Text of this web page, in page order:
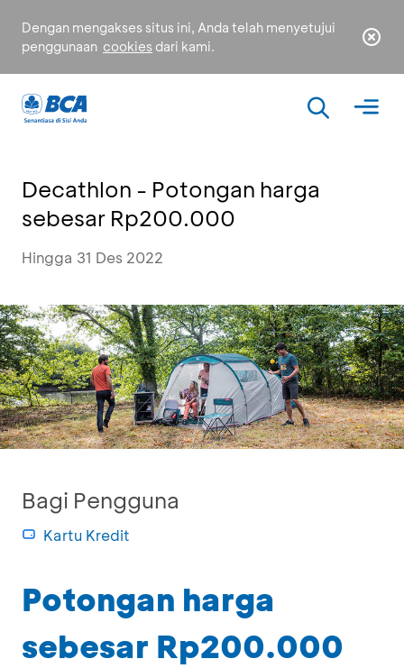
Dengan mengakses situs ini, Anda telah menyetujui
penggunaan cookies dari kami.
Decathlon - Potongan harga
sebesar Rp200.000
Hingga 31 Des 2022
Bagi Pengguna
Kartu Kredit
Potongan harga
sebesar Rp200.000